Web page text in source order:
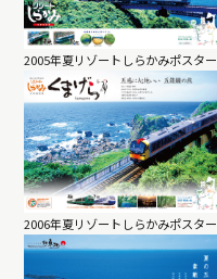
2005年夏リゾートしらかみポスター
2006年夏リゾートしらかみポスター